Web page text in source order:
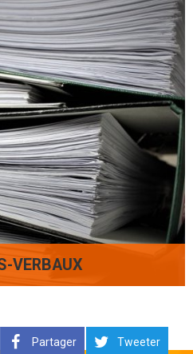
VERBAUX
Partager Tweeter